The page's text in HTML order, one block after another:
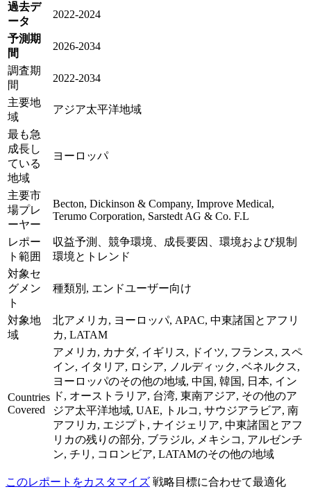
過去デ
ータ
2022-2024
予測期
間
2026-2034
調査期
間
2022-2034
主要地
域
アジア太平洋地域
最も急
成長し
ている
地域
ヨーロッパ
主要市
場プレ
ーヤー
Becton, Dickinson & Company, Improve Medical,
Terumo Corporation, Sarstedt AG & Co. F.L
レポー
ト範囲
収益予測、競争環境、成長要因、環境および規制
環境とトレンド
対象セ
グメン
ト
種類別, エンドユーザー向け
対象地
域
北アメリカ, ヨーロッパ, APAC, 中東諸国とアフリ
カ, LATAM
Countries
Covered
アメリカ, カナダ, イギリス, ドイツ, フランス, スペ
イン, イタリア, ロシア, ノルディック, ベネルクス,
ヨーロッパのその他の地域, 中国, 韓国, 日本, イン
ド, オーストラリア, 台湾, 東南アジア, その他のア
ジア太平洋地域, UAE, トルコ, サウジアラビア, 南
アフリカ, エジプト, ナイジェリア, 中東諸国とアフ
リカの残りの部分, ブラジル, メキシコ, アルゼンチ
ン, チリ, コロンビア, LATAMのその他の地域
このレポートをカスタマイズ 戦略目標に合わせて最適化